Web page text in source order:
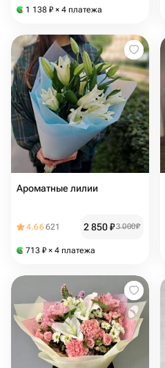
1 138 ₽ × 4 платежа
Ароматные лилии
4.66621 2 850₽3 000₽
713 ₽ × 4 платежа